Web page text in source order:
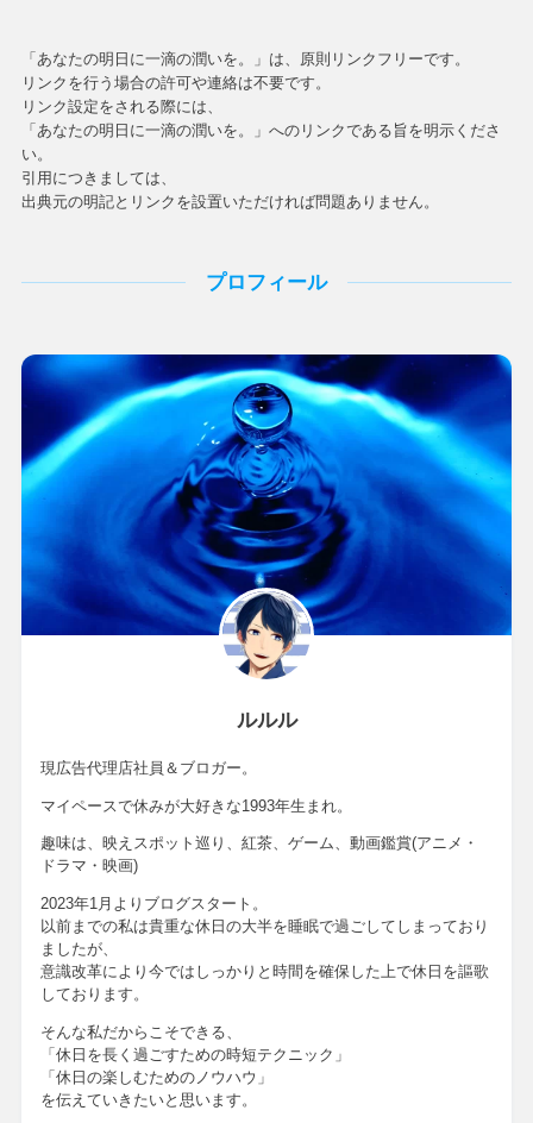
「あなたの明日に一滴の潤いを。」は、原則リンクフリーです。
リンクを行う場合の許可や連絡は不要です。
リンク設定をされる際には、
「あなたの明日に一滴の潤いを。」へのリンクである旨を明示くださ
い。
引用につきましては、
出典元の明記とリンクを設置いただければ問題ありません。
プロフィール
ルルル
現広告代理店社員＆ブロガー。
マイペースで休みが大好きな1993年生まれ。
趣味は、映えスポット巡り、紅茶、ゲーム、動画鑑賞(アニメ・
ドラマ・映画)
2023年1月よりブログスタート。
以前までの私は貴重な休日の大半を睡眠で過ごしてしまっており
ましたが、
意識改革により今ではしっかりと時間を確保した上で休日を謳歌
しております。
そんな私だからこそできる、
「休日を長く過ごすための時短テクニック」
「休日の楽しむためのノウハウ」
を伝えていきたいと思います。